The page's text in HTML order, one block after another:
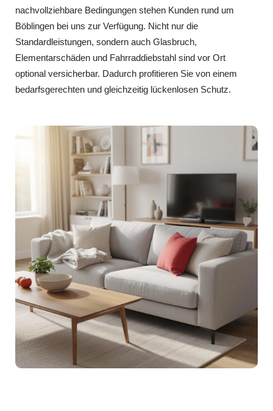
nachvollziehbare Bedingungen stehen Kunden rund um
Böblingen bei uns zur Verfügung. Nicht nur die
Standardleistungen, sondern auch Glasbruch,
Elementarschäden und Fahrraddiebstahl sind vor Ort
optional versicherbar. Dadurch profitieren Sie von einem
bedarfsgerechten und gleichzeitig lückenlosen Schutz.